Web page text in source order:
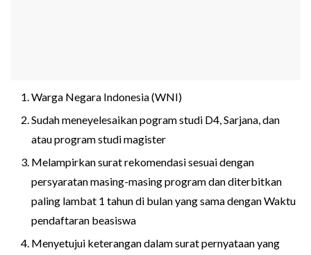
Warga Negara Indonesia (WNI)
Sudah meneyelesaikan pogram studi D4, Sarjana, dan
atau program studi magister
Melampirkan surat rekomendasi sesuai dengan
persyaratan masing-masing program dan diterbitkan
paling lambat 1 tahun di bulan yang sama dengan Waktu
pendaftaran beasiswa
Menyetujui keterangan dalam surat pernyataan yang